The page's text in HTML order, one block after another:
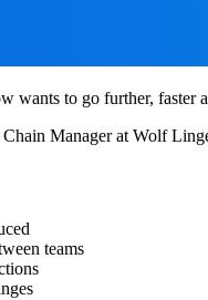
wants to go further, faster
Manager at Wolf
teams